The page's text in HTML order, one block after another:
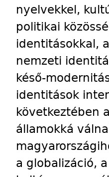
nyelvekkel,
politikai
identitásokkal,
nemzeti
késő-
identitások
következtében
államokká
a globalizáció,